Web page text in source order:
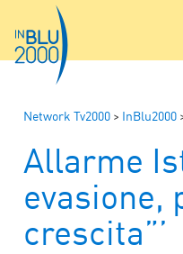
Network Tv2000 > InBlu2000
Allarme
evasione,
crescita”’